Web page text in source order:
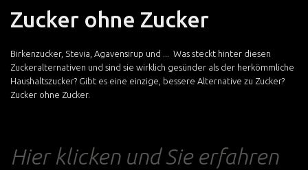
Zucker ohne Zucker
Birkenzucker, Stevia, Agavensirup und ... Was steckt hinter diesen
Zuckeralternativen und sind sie wirklich gesünder als der herkömmliche
Haushaltszucker? Gibt es eine einzige, bessere Alternative zu Zucker?
Zucker ohne Zucker.
Hier klicken und Sie erfahren